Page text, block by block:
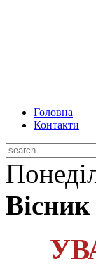
Головна
Контакти
Вісник